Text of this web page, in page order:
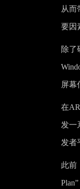
从而
要因
除了
屏幕
在
发一
发者
此前